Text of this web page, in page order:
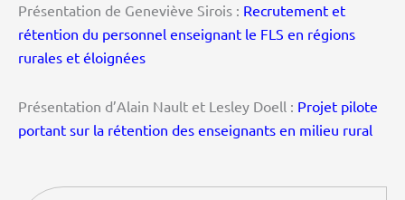
Présentation de Geneviève Sirois : Recrutement et
rétention du personnel enseignant le FLS en régions
rurales et éloignées
Présentation d’Alain Nault et Lesley Doell : Projet pilote
portant sur la rétention des enseignants en milieu rural